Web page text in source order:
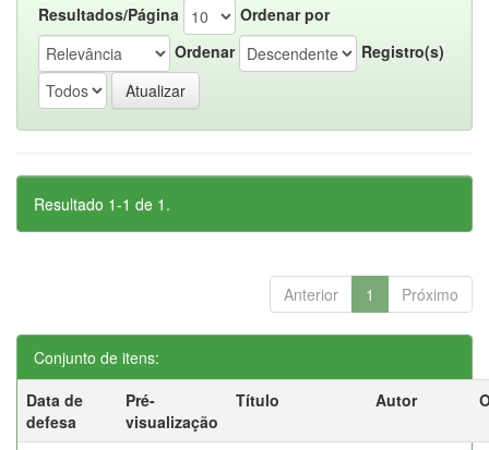
Resultados/Página
Ordenar por
Ordenar
Registro(s)
Resultado 1-1 de 1.
Anterior 1 Próximo
Conjunto de itens:
Data de
defesa
Pré-
visualização
Título Autor